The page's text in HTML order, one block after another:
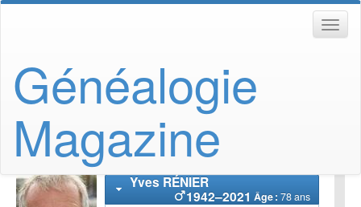
Généalogie
Magazine
YvesRÉNIER
1942–2021 Âge : 78 ans